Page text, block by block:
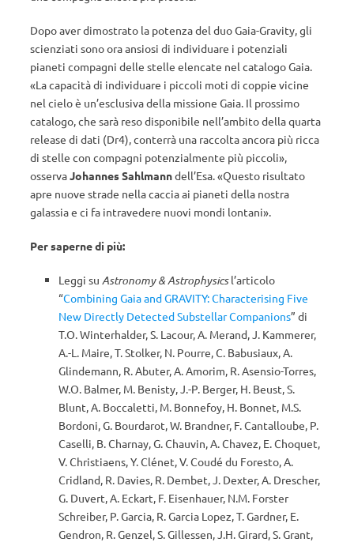
Dopo aver dimostrato la potenza del duo Gaia-Gravity, gli
scienziati sono ora ansiosi di individuare i potenziali
pianeti compagni delle stelle elencate nel catalogo Gaia.
«La capacità di individuare i piccoli moti di coppie vicine
nel cielo è un’esclusiva della missione Gaia. Il prossimo
catalogo, che sarà reso disponibile nell’ambito della quarta
release di dati (Dr4), conterrà una raccolta ancora più ricca
di stelle con compagni potenzialmente più piccoli»,
osservaJohannes Sahlmanndell’Esa. «Questo risultato
apre nuove strade nella caccia ai pianeti della nostra
galassia e ci fa intravedere nuovi mondi lontani».
Per saperne di più:
Leggi su Astronomy & Astrophysicsl’articolo
“Combining Gaia and GRAVITY: Characterising Five
New Directly Detected Substellar Companions” di
T.O. Winterhalder, S. Lacour, A. Merand, J. Kammerer,
A.-L. Maire, T. Stolker, N. Pourre, C. Babusiaux, A.
Glindemann, R. Abuter, A. Amorim, R. Asensio-Torres,
W.O. Balmer, M. Benisty, J.-P. Berger, H. Beust, S.
Blunt, A. Boccaletti, M. Bonnefoy, H. Bonnet, M.S.
Bordoni, G. Bourdarot, W. Brandner, F. Cantalloube, P.
Caselli, B. Charnay, G. Chauvin, A. Chavez, E. Choquet,
V. Christiaens, Y. Clénet, V. Coudé du Foresto, A.
Cridland, R. Davies, R. Dembet, J. Dexter, A. Drescher,
G. Duvert, A. Eckart, F. Eisenhauer, N.M. Forster
Schreiber, P. Garcia, R. Garcia Lopez, T. Gardner, E.
Gendron, R. Genzel, S. Gillessen, J.H. Girard, S. Grant,